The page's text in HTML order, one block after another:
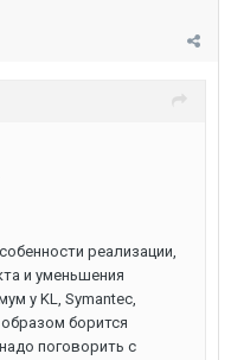
реализации,
и уменьшения
у KL, Symantec,
борится
поговорить с